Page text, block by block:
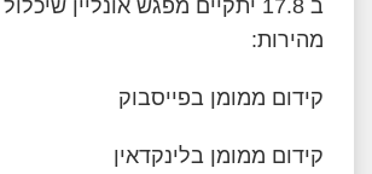
מהירות:
קידום ממומן בפייסבוק
קידום ממומן בלינקדאין